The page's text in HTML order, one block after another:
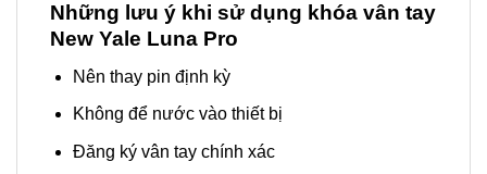
Những lưu ý khi sử dụng khóa vân tay
New Yale Luna Pro
Nên thay pin định kỳ
Không để nước vào thiết bị
Đăng ký vân tay chính xác